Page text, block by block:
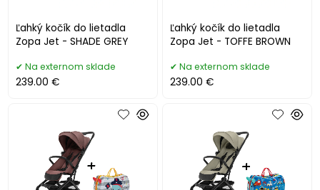
Ľahký kočík do lietadla
Zopa Jet - SHADE GREY
Na externom sklade
239.00 €
Ľahký kočík do lietadla
Zopa Jet - TOFFE BROWN
Na externom sklade
239.00 €